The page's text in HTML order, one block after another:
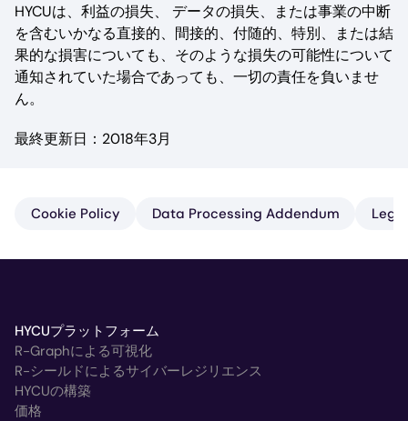
HYCUは、利益の損失、 データの損失、または事業の中断
を含むいかなる直接的、間接的、付随的、特別、または結
果的な損害についても、そのような損失の可能性について
通知されていた場合であっても、一切の責任を負いませ
ん。
最終更新日：2018年3月
Cookie Policy Data Processing Addendum
HYCUプラットフォーム
R-Graphによる可視化
R-シールドによるサイバーレジリエンス
HYCUの構築
価格